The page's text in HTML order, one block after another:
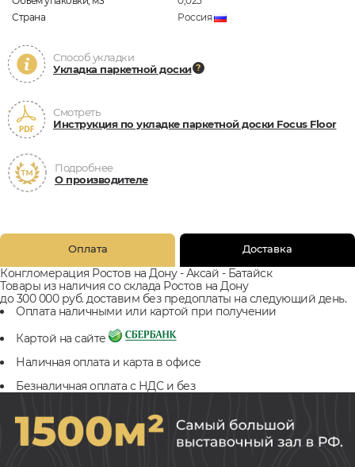
Страна
Россия
Способ укладки
Укладка паркетной доски
Смотреть
Инструкция по укладке паркетной доски Focus Floor
Подробнее
О производителе
Оплата Доставка
Конгломерация Ростов на Дону - Аксай - Батайск
Товары из наличия со склада Ростов на Дону
до 300 000 руб. доставим без предоплаты на следующий день.
Оплата наличными или картой при получении
Картой на сайте
Наличная оплата и карта в офисе
Безналичная оплата с НДС и без